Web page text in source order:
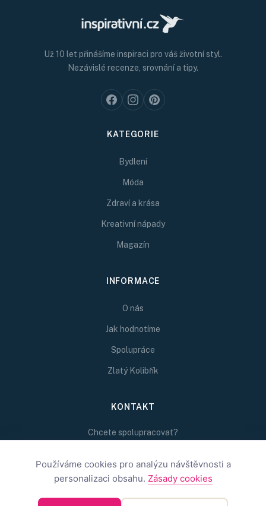
Už 10 let přinášíme inspiraci pro váš životní styl.
Nezávislé recenze, srovnání a tipy.
KATEGORIE
Bydlení
Móda
Zdraví a krása
Kreativní nápady
Magazín
INFORMACE
O nás
Jak hodnotíme
Spolupráce
Zlatý Kolibřík
KONTAKT
Chcete spolupracovat?
redakce@inspirativni.cz
Používáme cookies pro analýzu návštěvnosti a
personalizaci obsahu. Zásady cookies